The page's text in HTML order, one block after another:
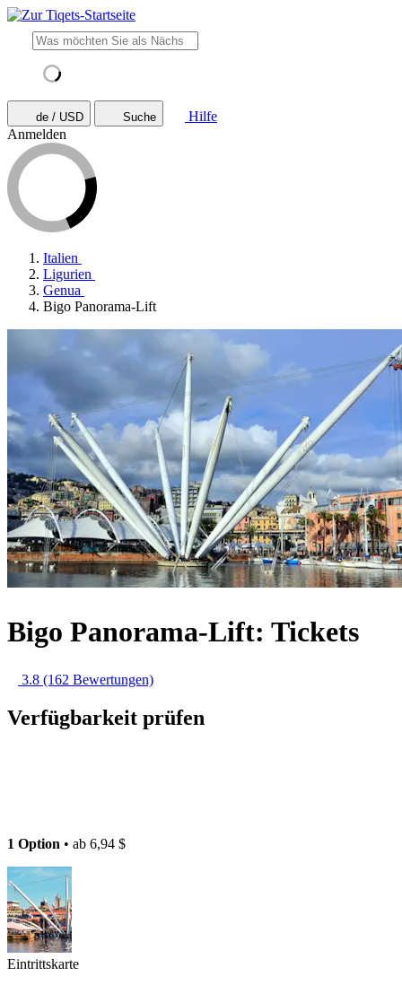
de / USD Suche
Hilfe
Anmelden
Italien
Ligurien
Genua
Bigo Panorama-Lift
Bigo Panorama-Lift: Tickets
3.8 (162 Bewertungen)
Verfügbarkeit prüfen
1 Option • ab 6,94 $
Eintrittskarte